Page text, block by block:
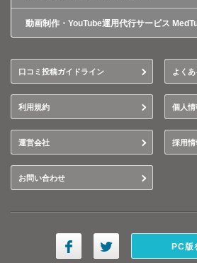
動画制作・YouTube運用代行サービス
口コミ投稿ガイドライン よく
利用規約 個人
運営会社 採用情
お問い合わせ
PC版